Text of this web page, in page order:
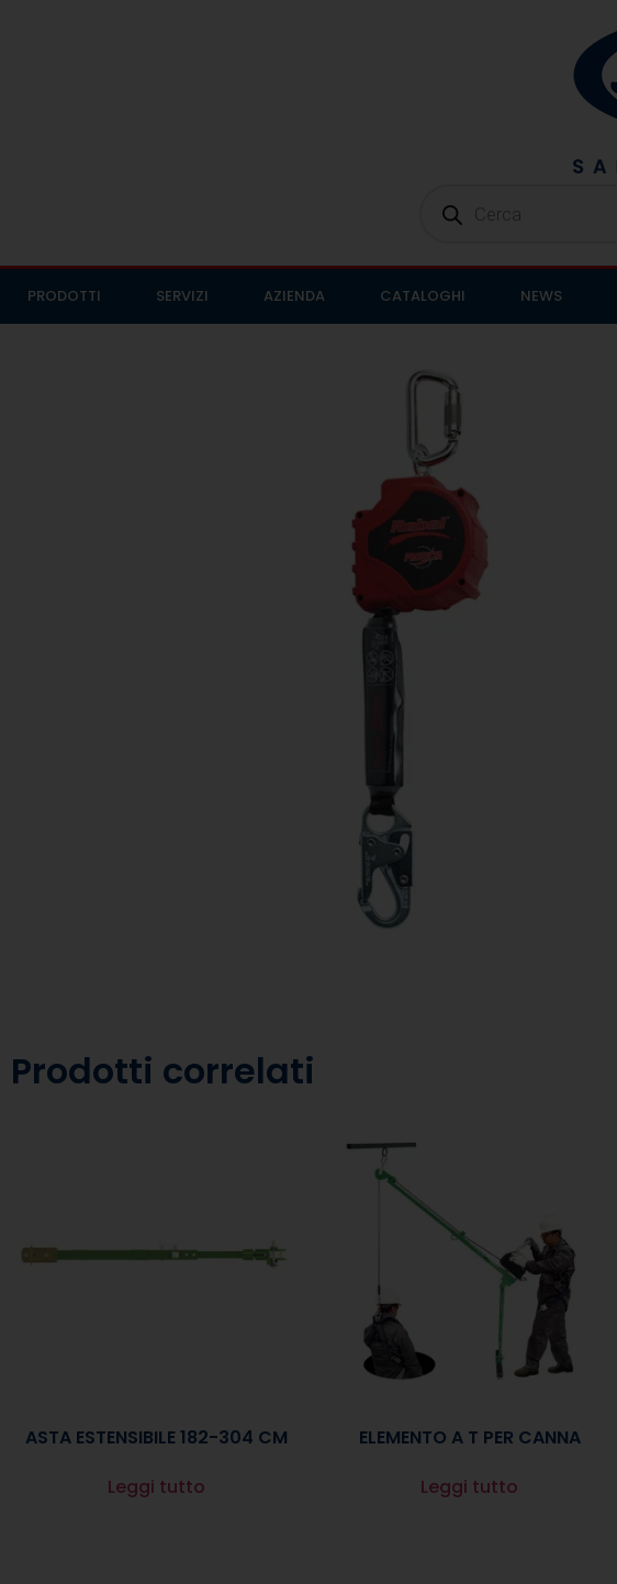
PRODOTTI SERVIZI AZIENDA CATALOGHI NEWS
Prodotti correlati
ASTA ESTENSIBILE 182-304 CM
Leggi tutto
ELEMENTO A T PER CANNA
Leggi tutto